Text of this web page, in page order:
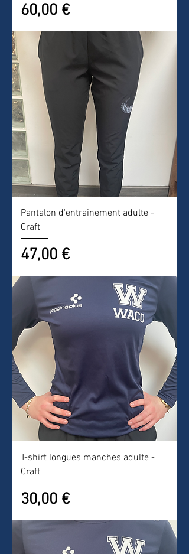
Prix
60,00 €
Pantalon d'entrainement adulte -
Craft
Prix
47,00 €
T-shirt longues manches adulte -
Craft
Prix
30,00 €